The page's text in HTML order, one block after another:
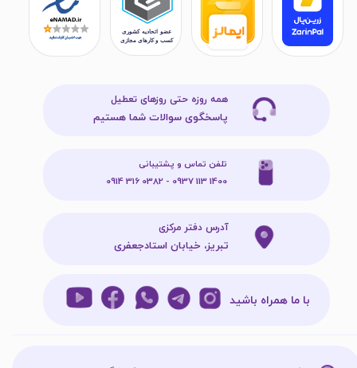
با ما همراه باشید
همه روزه حتی روزهای تعطیل
پاسخگوی سوالات شما هستیم
آدرس دفتر مرکزی
تبریز، خیابان استادجعفری
تلفن تماس و پشتیبانی
1400 113 0937 - 0382 316 0914